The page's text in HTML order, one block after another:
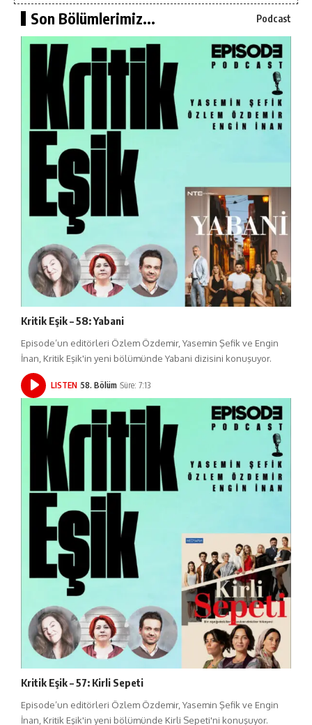
Son Bölümlerimiz... Podcast
Kritik Eşik – 58: Yabani
Episode’un editörleri Özlem Özdemir, Yasemin Şefik ve Engin
İnan, Kritik Eşik'in yeni bölümünde Yabani dizisini konuşuyor.
LISTEN 58. Bölüm Süre: 7:13
Kritik Eşik – 57: Kirli Sepeti
Episode’un editörleri Özlem Özdemir, Yasemin Şefik ve Engin
İnan, Kritik Eşik'in yeni bölümünde Kirli Sepeti'ni konuşuyor.